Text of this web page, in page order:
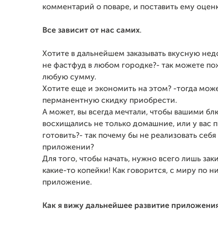
комментарий о поваре, и поставить ему
Все зависит от нас самих.
Хотите в дальнейшем заказывать вкусную
не фастфуд в любом городке?- так можете
любую сумму.
Хотите еще и экономить на этом? -тогда
перманентную скидку приобрести.
А может, вы всегда мечтали, чтобы вашими
восхищались не только домашние, или у вас
готовить?- так почему бы не реализовать
приложении?
Для того, чтобы начать, нужно всего лишь
какие-то копейки! Как говорится, с миру по
приложение.
Как я вижу дальнейшее развитие